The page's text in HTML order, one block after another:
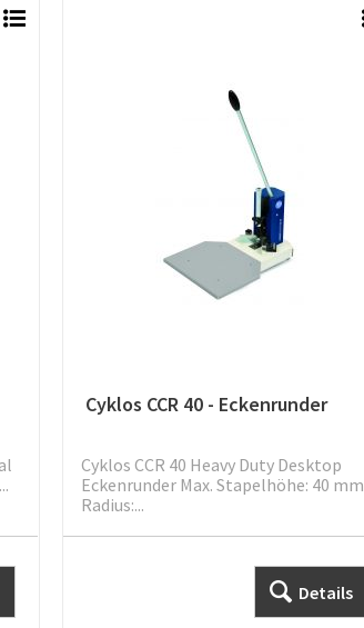
Cyklos CCR 40 - Eckenrunder
Cyklos CCR 40 Heavy Duty Desktop
Eckenrunder Max. Stapelhöhe: 40 mm
Radius:...
Details